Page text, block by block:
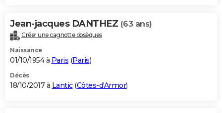
Jean-jacques DANTHEZ (63 ans)
Créer une cagnotte obsèques
Naissance
01/10/1954 à Paris (Paris)
Décès
18/10/2017 à Lantic(Côtes-d'Armor)